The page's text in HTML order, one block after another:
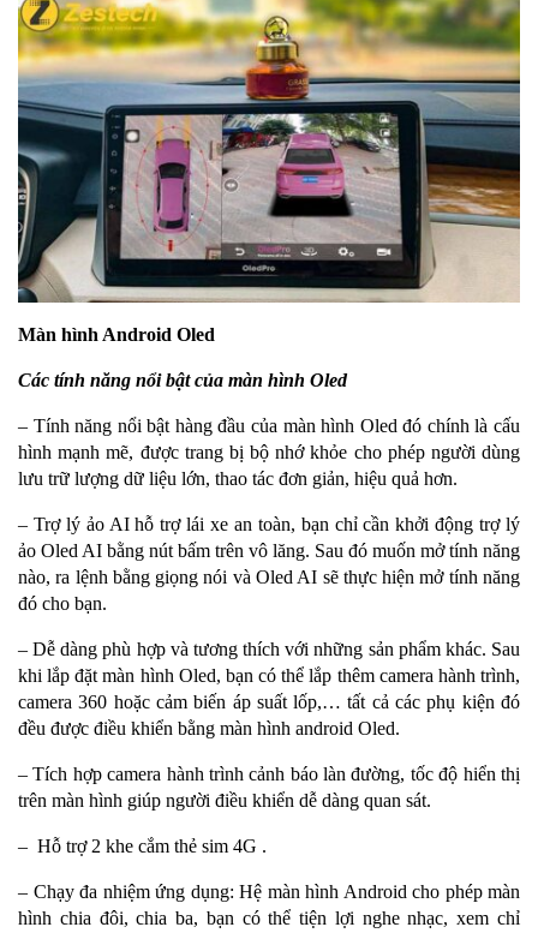
Màn hình Android Oled
Các tính năng nổi bật của màn hình Oled
– Tính năng nổi bật hàng đầu của màn hình Oled đó chính là cấu
hình mạnh mẽ, được trang bị bộ nhớ khỏe cho phép người dùng
lưu trữ lượng dữ liệu lớn, thao tác đơn giản, hiệu quả hơn.
– Trợ lý ảo AI hỗ trợ lái xe an toàn, bạn chỉ cần khởi động trợ lý
ảo Oled AI bằng nút bấm trên vô lăng. Sau đó muốn mở tính năng
nào, ra lệnh bằng giọng nói và Oled AI sẽ thực hiện mở tính năng
đó cho bạn.
– Dễ dàng phù hợp và tương thích với những sản phẩm khác. Sau
khi lắp đặt màn hình Oled, bạn có thể lắp thêm camera hành trình,
camera 360 hoặc cảm biến áp suất lốp,… tất cả các phụ kiện đó
đều được điều khiển bằng màn hình android Oled.
– Tích hợp camera hành trình cảnh báo làn đường, tốc độ hiển thị
trên màn hình giúp người điều khiển dễ dàng quan sát.
– Hỗ trợ 2 khe cắm thẻ sim 4G .
– Chạy đa nhiệm ứng dụng: Hệ màn hình Android cho phép màn
hình chia đôi, chia ba, bạn có thể tiện lợi nghe nhạc, xem chỉ